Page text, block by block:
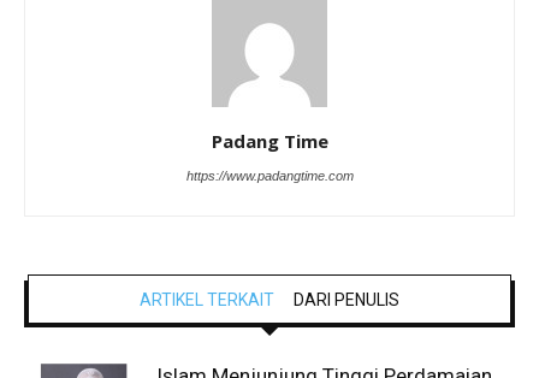
Padang Time
https://www.padangtime.com
ARTIKEL TERKAIT DARI PENULIS